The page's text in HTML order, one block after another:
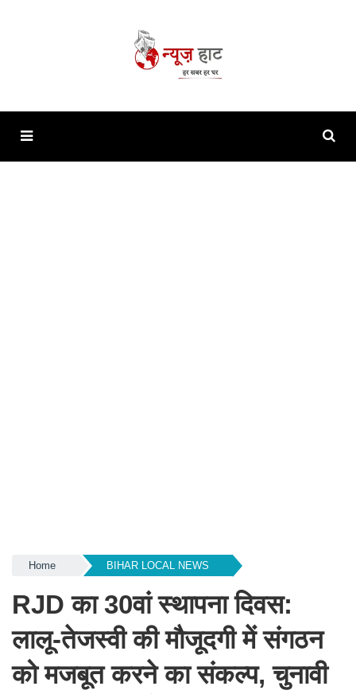
Home BIHAR LOCAL NEWS
RJD का 30वां स्थापना दिवस:
लालू-तेजस्वी की मौजूदगी में संगठन
को मजबूत करने का संकल्प, चुनावी